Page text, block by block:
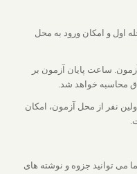
هویت مرحله اول و امکان ورود به محل
و شروع آزمون. ساعت پایان آزمون بر
محاسبه خواهد شد.
نفر از محل آزمون، امکان
می توانید جزوه و نوشته های